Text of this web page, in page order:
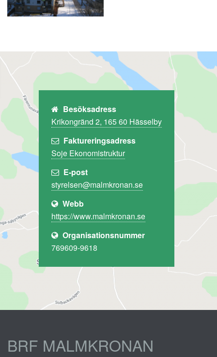
Besöksadress
Krikongränd 2, 165 60 Hässelby
Faktureringsadress
Soje Ekonomistruktur
E-post
Webb
https://www.malmkronan.se
Organisationsnummer
769609-9618
BRF MALMKRONAN